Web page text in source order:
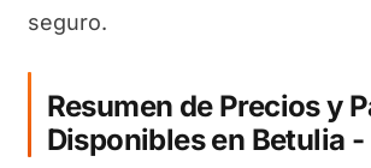
seguro.
Resumen de Precios y
Disponibles en Betulia